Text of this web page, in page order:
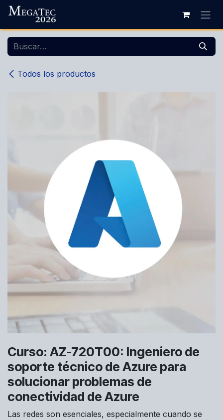
Ir al contenido
Todos los productos
Curso: AZ-720T00: Ingeniero de
soporte técnico de Azure para
solucionar problemas de
conectividad de Azure
Las redes son esenciales, especialmente cuando se